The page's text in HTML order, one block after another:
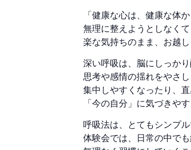
「健康な心は、健康な体か
無理に整えようとしなくて
楽な気持ちのまま、お越し
深い呼吸は、脳にしっかり
思考や感情の揺れをやさ
集中しやすくなったり、直
「今の自分」に気づきや
呼吸法は、とてもシンプ
体験会では、日常の中で